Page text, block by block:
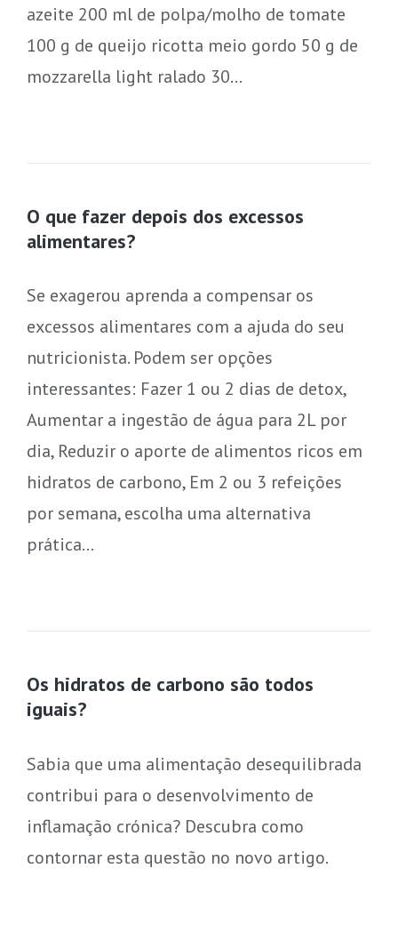
azeite 200 ml de polpa/molho de tomate
100 g de queijo ricotta meio gordo 50 g de
mozzarella light ralado 30…
O que fazer depois dos excessos
alimentares?
Se exagerou aprenda a compensar os
excessos alimentares com a ajuda do seu
nutricionista. Podem ser opções
interessantes: Fazer 1 ou 2 dias de detox,
Aumentar a ingestão de água para 2L por
dia, Reduzir o aporte de alimentos ricos em
hidratos de carbono, Em 2 ou 3 refeições
por semana, escolha uma alternativa
prática…
Os hidratos de carbono são todos
iguais?
Sabia que uma alimentação desequilibrada
contribui para o desenvolvimento de
inflamação crónica? Descubra como
contornar esta questão no novo artigo.